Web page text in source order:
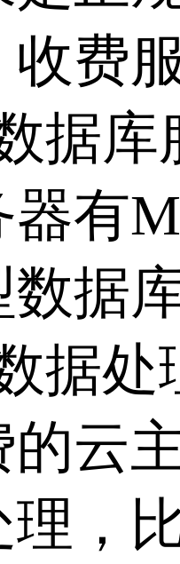
服
库服
有
数据
处理
的云
，